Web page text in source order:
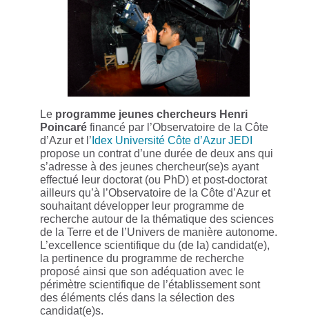
Le programme jeunes chercheurs Henri
Poincaré financé par l’Observatoire de la Côte
d’Azur et l’ Idex Université Côte d’Azur JEDI
propose un contrat d’une durée de deux ans qui
s’adresse à des jeunes chercheur(se)s ayant
effectué leur doctorat (ou PhD) et post-doctorat
ailleurs qu’à l’Observatoire de la Côte d’Azur et
souhaitant développer leur programme de
recherche autour de la thématique des sciences
de la Terre et de l’Univers de manière autonome.
L’excellence scientifique du (de la) candidat(e),
la pertinence du programme de recherche
proposé ainsi que son adéquation avec le
périmètre scientifique de l’établissement sont
des éléments clés dans la sélection des
candidat(e)s.